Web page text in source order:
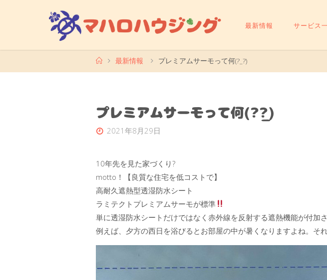
へ
最新情報 サービス
ホ
ー
最新情報 プレミアムサーモって何(?_?)
プレミアムサーモって何(?_?)
2021年8月29日
10年先を見た家づくり?
motto！【良質な住宅を低コストで】
高耐久遮熱型透湿防水シート
ラミテクトプレミアムサーモが標準
単に透湿防水シートだけではなく赤外線を反射する遮熱機能が付加
例えば、夕方の西日を浴びるとお部屋の中が暑くなりますよね。そ